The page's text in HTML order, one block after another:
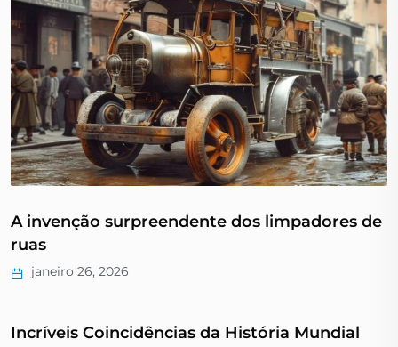
A invenção surpreendente dos limpadores de
ruas
janeiro 26, 2026
Incríveis Coincidências da História Mundial